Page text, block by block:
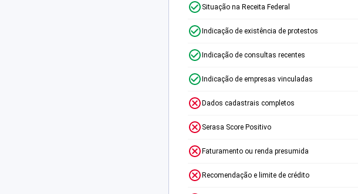
Situação na Receita Federal
Indicação de existência de protestos
Indicação de consultas recentes
Indicação de empresas vinculadas
Dados cadastrais completos
Serasa Score Positivo
Faturamento ou renda presumida
Recomendação e limite de crédito